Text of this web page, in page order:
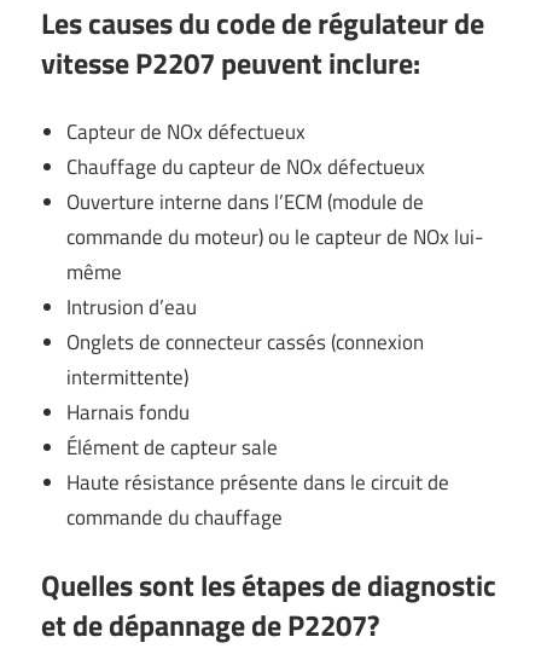
Les causes du code de régulateur de
vitesse P2207 peuvent inclure:
Capteur de NOx défectueux
Chauffage du capteur de NOx défectueux
Ouverture interne dans l’ECM (module de
commande du moteur) ou le capteur de NOx lui-
même
Intrusion d’eau
Onglets de connecteur cassés (connexion
intermittente)
Harnais fondu
Élément de capteur sale
Haute résistance présente dans le circuit de
commande du chauffage
Quelles sont les étapes de diagnostic
et de dépannage de P2207?